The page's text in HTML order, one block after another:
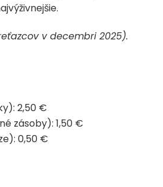
v decembri 2025).
2,50 €
zásoby): 1,50 €
0,50 €